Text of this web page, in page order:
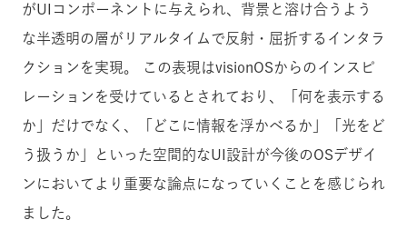
がUIコンポーネントに与えられ、背景と溶け合うよう
な半透明の層がリアルタイムで反射・屈折するインタラ
クションを実現。 この表現はvisionOSからのインスピ
レーションを受けているとされており、「何を表示する
か」だけでなく、「どこに情報を浮かべるか」「光をど
う扱うか」といった空間的なUI設計が今後のOSデザイ
ンにおいてより重要な論点になっていくことを感じられ
ました。